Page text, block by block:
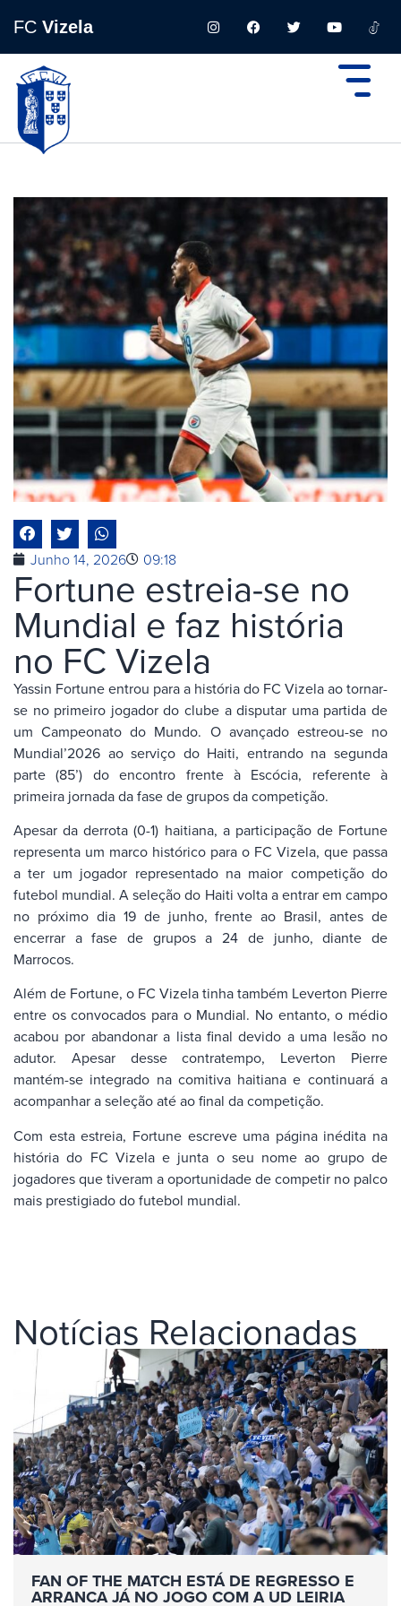
FC Vizela
Junho 14, 2026 09:18
Fortune estreia-se no
Mundial e faz história
no FC Vizela
Yassin Fortune entrou para a história do FC Vizela ao tornar-
se no primeiro jogador do clube a disputar uma partida de
um Campeonato do Mundo. O avançado estreou-se no
Mundial’2026 ao serviço do Haiti, entrando na segunda
parte (85’) do encontro frente à Escócia, referente à
primeira jornada da fase de grupos da competição.
Apesar da derrota (0-1) haitiana, a participação de Fortune
representa um marco histórico para o FC Vizela, que passa
a ter um jogador representado na maior competição do
futebol mundial. A seleção do Haiti volta a entrar em campo
no próximo dia 19 de junho, frente ao Brasil, antes de
encerrar a fase de grupos a 24 de junho, diante de
Marrocos.
Além de Fortune, o FC Vizela tinha também Leverton Pierre
entre os convocados para o Mundial. No entanto, o médio
acabou por abandonar a lista final devido a uma lesão no
adutor. Apesar desse contratempo, Leverton Pierre
mantém-se integrado na comitiva haitiana e continuará a
acompanhar a seleção até ao final da competição.
Com esta estreia, Fortune escreve uma página inédita na
história do FC Vizela e junta o seu nome ao grupo de
jogadores que tiveram a oportunidade de competir no palco
mais prestigiado do futebol mundial.
Notícias Relacionadas
FAN OF THE MATCH ESTÁ DE REGRESSO E
ARRANCA JÁ NO JOGO COM A UD LEIRIA